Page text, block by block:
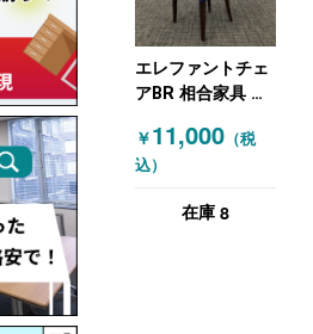
エレファントチェ
アBR 相合家具 ダ
談チェア ネイビー
￥11,000 （税
込）
在庫 8